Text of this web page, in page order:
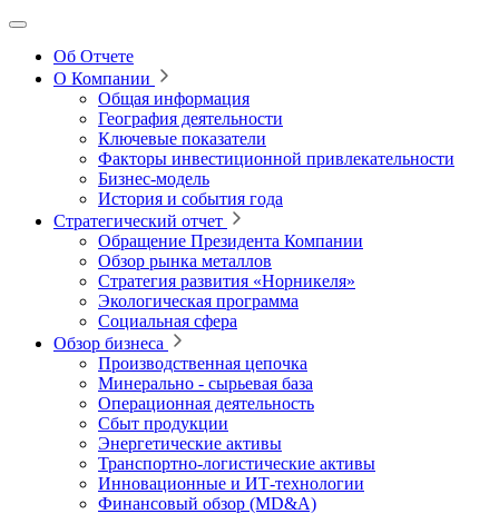
Об Отчете
О Компании
Общая информация
География деятельности
Ключевые показатели
Факторы инвестиционной привлекательности
Бизнес-модель
История и события года
Стратегический отчет
Обращение Президента Компании
Обзор рынка металлов
Стратегия развития «Норникеля»
Экологическая программа
Социальная сфера
Обзор бизнеса
Производственная цепочка
Минерально ‑ сырьевая база
Операционная деятельность
Сбыт продукции
Энергетические активы
Транспортно-логистические активы
Инновационные и ИТ‑технологии
Финансовый обзор (MD&A)